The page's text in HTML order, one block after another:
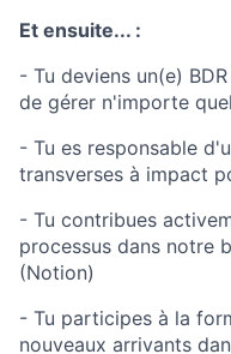
Et ensuite... :
- Tu deviens un(e)
de gérer n'importe
- Tu es responsable
transverses à impact
- Tu contribues
processus dans notre
(Notion)
- Tu participes à la
nouveaux arrivants